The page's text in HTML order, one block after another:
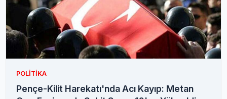
POLITIKA
Pençe-Kilit Harekatı'nda Acı Kayıp: Metan